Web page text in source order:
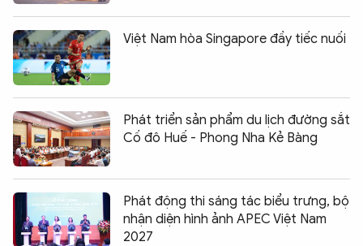
Việt Nam hòa Singapore đầy tiếc nuối
Phát triển sản phẩm du lịch đường sắt
Cố đô Huế - Phong Nha Kẻ Bàng
Phát động thi sáng tác biểu trưng, bộ
nhận diện hình ảnh APEC Việt Nam
2027